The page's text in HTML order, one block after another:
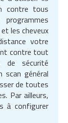
contre tous
les cheveux
votre
contre tout
de sécurité
général
de toutes
Par ailleurs,
à configurer